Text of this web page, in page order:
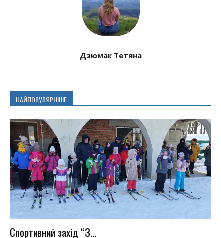
Дзюмак Тетяна
НАЙПОПУЛЯРНІШЕ
Спортивний захід “З...